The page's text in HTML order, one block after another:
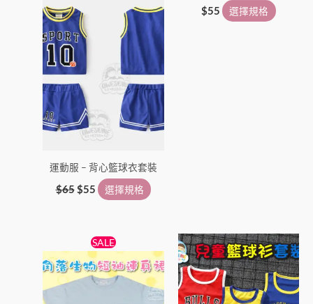
運動服 – 背心籃球衣套裝
$65 $55 選擇規格
品
頁
面
選
選
項
$55 選擇規格
品
SALE
始
價
格：
$58。
目
前
價
格：
$39。
產
品
有
此
產
品
有